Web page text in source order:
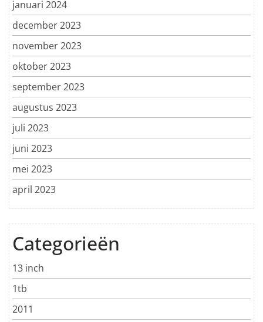
januari 2024
december 2023
november 2023
oktober 2023
september 2023
augustus 2023
juli 2023
juni 2023
mei 2023
april 2023
Categorieën
13 inch
1tb
2011